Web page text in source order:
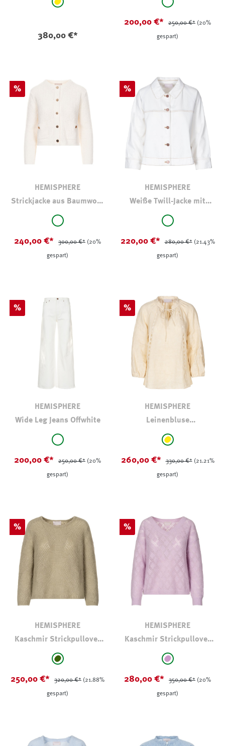
gelb - gemustert
380,00 €*
weiß
200,00 €* 250,00 €* (20%
gespart)
Rabatt
%
HEMISPHERE
Strickjacke aus Baumwoll-
auswählen
weiß
240,00 €* 300,00 €* (20%
gespart)
Rabatt
%
HEMISPHERE
Weiße Twill-Jacke mit
auswählen
weiß
220,00 €* 280,00 €* (21.43%
gespart)
Rabatt
%
HEMISPHERE
Wide Leg Jeans Offwhite
auswählen
weiß
200,00 €* 250,00 €* (20%
gespart)
Rabatt
%
HEMISPHERE
Leinenbluse
auswählen
gelb
260,00 €* 330,00 €* (21.21%
gespart)
Rabatt
%
HEMISPHERE
Kaschmir Strickpullover
auswählen
hell oliv-kaki
250,00 €* 320,00 €* (21.88%
gespart)
Rabatt
%
HEMISPHERE
Kaschmir Strickpullover
auswählen
flieder
280,00 €* 350,00 €* (20%
gespart)